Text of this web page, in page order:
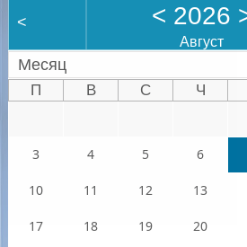
< < 2026
Август
Месяц
П В С Ч
3 4 5 6
10 11 12 13
17 18 19 20